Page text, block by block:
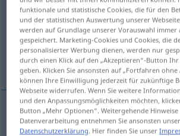
Übersicht aller Übersetzungen
(Für mehr Details die Übersetzung
detener, encarcelar
detener,encarcelar inhaftieren
funktionale und statistische Cookies, die für den
und der statistischen Auswertung unserer
werden auf Grundlage unserer Vorauswahl immer
gespeichert. Marketing-Cookies und Cookies, die
personalisierter Werbung dienen, werden nur
durch einen Klick auf den „Akzeptieren“-Button
geben. Klicken Sie ansonsten auf „Fortfahren ohne
können Ihre Einwilligung jederzeit für zukünftige
Webseite widerrufen. Wenn Sie weitere
und den Anpassungsmöglichkeiten möchten,
Button „Mehr Optionen“. Weitergehende Hinweise
Datenverarbeitung entnehmen Sie ansonsten
Datenschutzerklärung. Hier finden Sie unser